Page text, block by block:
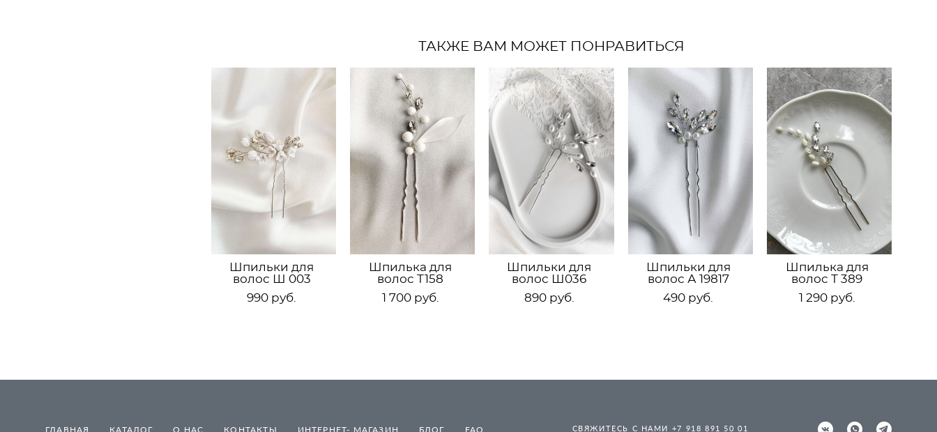
ТАКЖЕ ВАМ МОЖЕТ ПОНРАВИТЬСЯ
Шпильки для
волос Ш 003
990 pуб.
Шпилька для
волос Т158
1 700 pуб.
Шпильки для
волос Ш036
890 pуб.
Шпильки для
волос А 19817
490 pуб.
Шпилька для
волос Т 389
1 290 pуб.
ГЛАВНАЯ КАТАЛОГ О НАС КОНТАКТЫ ИНТЕРНЕТ- МАГАЗИН БЛОГ FAQ СВЯЖИТЕСЬ С НАМИ +7 918 891 50 01